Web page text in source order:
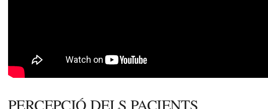
PERCEPCIÓ DELS PACIENTS